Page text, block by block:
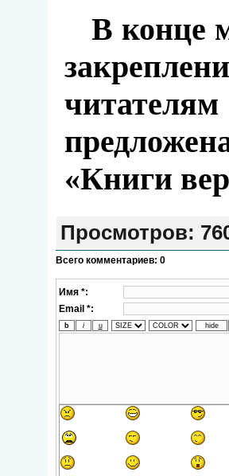
В конце
«Книги
Просмотров:
Всего комментариев: 0
Имя *:
Email *: